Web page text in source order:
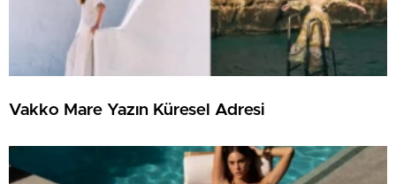
Vakko Mare Yazın Küresel Adresi